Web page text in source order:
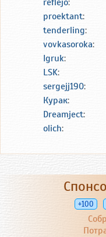
reflejo:
proektant:
tenderling:
vovkasoroka:
Igruk:
LSK:
sergejj190:
Курак:
Dreamject:
olich:
+100